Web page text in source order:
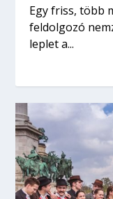
Egy friss, több
feldolgozó
leplet a...